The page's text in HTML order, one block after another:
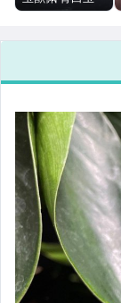
黑褐沁色 單面鑽